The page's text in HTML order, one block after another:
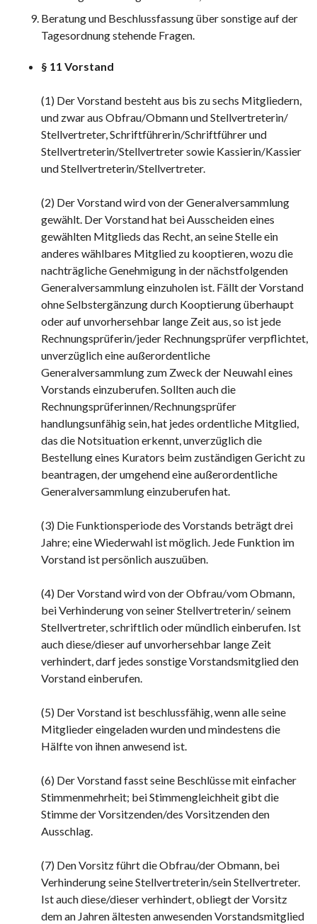
Beratung und Beschlussfassung über sonstige auf der
Tagesordnung stehende Fragen.
§ 11 Vorstand
(1) Der Vorstand besteht aus bis zu sechs Mitgliedern,
und zwar aus Obfrau/Obmann und Stellvertreterin/
Stellvertreter, Schriftführerin/Schriftführer und
Stellvertreterin/Stellvertreter sowie Kassierin/Kassier
und Stellvertreterin/Stellvertreter.
(2) Der Vorstand wird von der Generalversammlung
gewählt. Der Vorstand hat bei Ausscheiden eines
gewählten Mitglieds das Recht, an seine Stelle ein
anderes wählbares Mitglied zu kooptieren, wozu die
nachträgliche Genehmigung in der nächstfolgenden
Generalversammlung einzuholen ist. Fällt der Vorstand
ohne Selbstergänzung durch Kooptierung überhaupt
oder auf unvorhersehbar lange Zeit aus, so ist jede
Rechnungsprüferin/jeder Rechnungsprüfer verpflichtet,
unverzüglich eine außerordentliche
Generalversammlung zum Zweck der Neuwahl eines
Vorstands einzuberufen. Sollten auch die
Rechnungsprüferinnen/Rechnungsprüfer
handlungsunfähig sein, hat jedes ordentliche Mitglied,
das die Notsituation erkennt, unverzüglich die
Bestellung eines Kurators beim zuständigen Gericht zu
beantragen, der umgehend eine außerordentliche
Generalversammlung einzuberufen hat.
(3) Die Funktionsperiode des Vorstands beträgt drei
Jahre; eine Wiederwahl ist möglich. Jede Funktion im
Vorstand ist persönlich auszuüben.
(4) Der Vorstand wird von der Obfrau/vom Obmann,
bei Verhinderung von seiner Stellvertreterin/ seinem
Stellvertreter, schriftlich oder mündlich einberufen. Ist
auch diese/dieser auf unvorhersehbar lange Zeit
verhindert, darf jedes sonstige Vorstandsmitglied den
Vorstand einberufen.
(5) Der Vorstand ist beschlussfähig, wenn alle seine
Mitglieder eingeladen wurden und mindestens die
Hälfte von ihnen anwesend ist.
(6) Der Vorstand fasst seine Beschlüsse mit einfacher
Stimmenmehrheit; bei Stimmengleichheit gibt die
Stimme der Vorsitzenden/des Vorsitzenden den
Ausschlag.
(7) Den Vorsitz führt die Obfrau/der Obmann, bei
Verhinderung seine Stellvertreterin/sein Stellvertreter.
Ist auch diese/dieser verhindert, obliegt der Vorsitz
dem an Jahren ältesten anwesenden Vorstandsmitglied